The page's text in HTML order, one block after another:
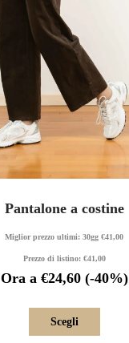
Pantalone a costine
Miglior prezzo ultimi: 30gg €41,00
Prezzo di listino: €41,00
Ora a €24,60(-40%)
Scegli